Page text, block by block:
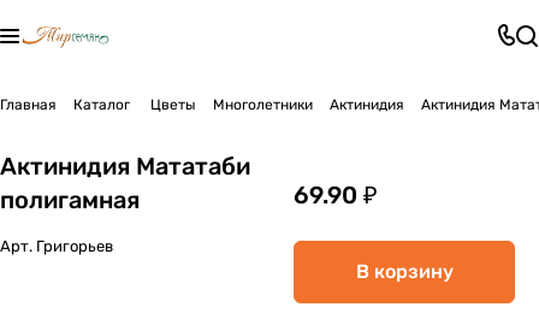
Главная Каталог Цветы Многолетники Актинидия Актинидия
Актинидия Мататаби
полигамная
Арт. Григорьев
69.90 ₽
В корзину